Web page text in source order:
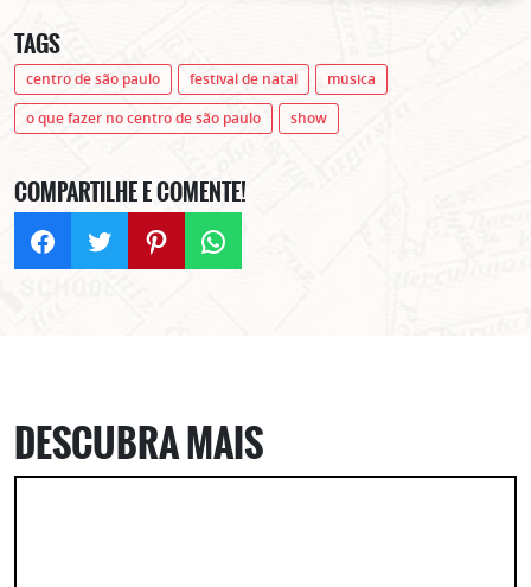
TAGS
centro de são paulo festival de natal
música
o que fazer no centro de são paulo
show
COMPARTILHE E COMENTE!
DESCUBRA MAIS